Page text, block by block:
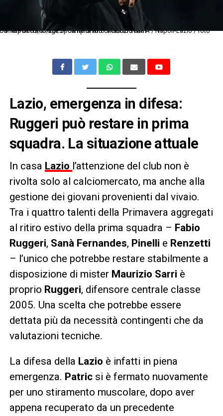
Db Napoli 03/03/2023 - campionato di calcio serie A / Napoli-Lazio / foto Daniele Buffa/Image Sport nella foto: Maurizio Sarri
Lazio, emergenza in difesa:
Ruggeri può restare in prima
squadra. La situazione attuale
In casa Lazio l’attenzione del club non è
rivolta solo al calciomercato, ma anche alla
gestione dei giovani provenienti dal vivaio.
Tra i quattro talenti della Primavera aggregati
al ritiro estivo della prima squadra – Fabio
Ruggeri, Sanà Fernandes, Pinelli e Renzetti
– l’unico che potrebbe restare stabilmente a
disposizione di mister Maurizio Sarri è
proprio Ruggeri, difensore centrale classe
2005. Una scelta che potrebbe essere
dettata più da necessità contingenti che da
valutazioni tecniche.
La difesa della Lazio è infatti in piena
emergenza. Patricsi è fermato nuovamente
per uno stiramento muscolare, dopo aver
appena recuperato da un precedente